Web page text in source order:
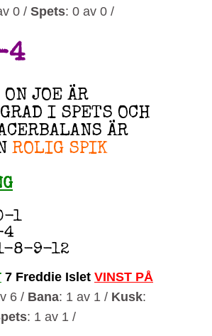
0 / Spets: 0 av 0 /
4
ON JOE ÄR
I SPETS OCH
ÄR
ROLIG SPIK
1
4
8-9-12
7 Freddie Islet VINST PÅ
6 / Bana: 1 av 1 / Kusk:
: 1 av 1 /